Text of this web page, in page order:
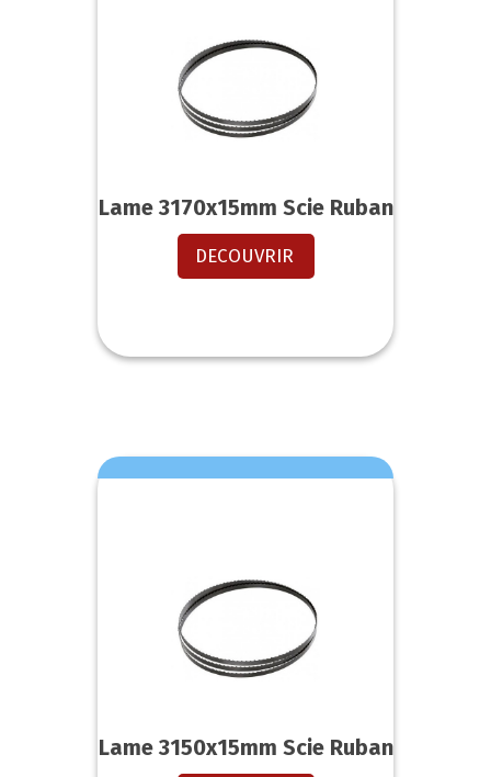
Lame 3170x15mm Scie Ruban
DECOUVRIR
Lame 3150x15mm Scie Ruban